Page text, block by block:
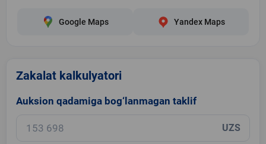
Google Maps Yandex Maps
Zakalat kalkulyatori
Auksion qadamiga bog‘lanmagan taklif
UZS